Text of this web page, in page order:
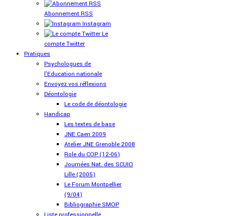
Abonnement RSS
Instagram
Le
compte Twitter
Pratiques
Psychologues de
l'Education nationale
Envoyez vos réflexions
Déontologie
Le code de déontologie
Handicap
Les textes de base
JNE Caen 2009
Atelier JNE Grenoble 2008
Role du COP (12-06)
Journées Nat. des SCUIO
Lille (2005)
Le Forum Montpellier
(9/04)
Bibliographie SMOP